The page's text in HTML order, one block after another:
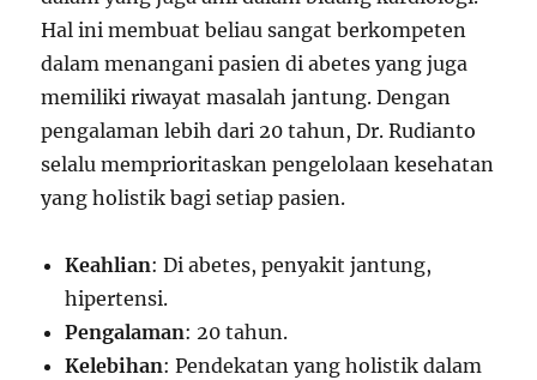
Hal ini membuat beliau sangat berkompeten
dalam menangani pasien di abetes yang juga
memiliki riwayat masalah jantung. Dengan
pengalaman lebih dari 20 tahun, Dr. Rudianto
selalu memprioritaskan pengelolaan kesehatan
yang holistik bagi setiap pasien.
Keahlian: Di abetes, penyakit jantung,
hipertensi.
Pengalaman: 20 tahun.
Kelebihan: Pendekatan yang holistik dalam